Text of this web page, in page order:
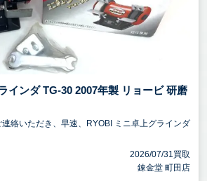
インダ TG-30 2007年製 リョービ 研磨
絡いただき、早速、RYOBI ミニ卓上グラインダ
2026/07/31買取
錬金堂 町田店